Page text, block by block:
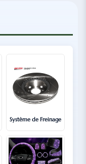
Système de Freinage